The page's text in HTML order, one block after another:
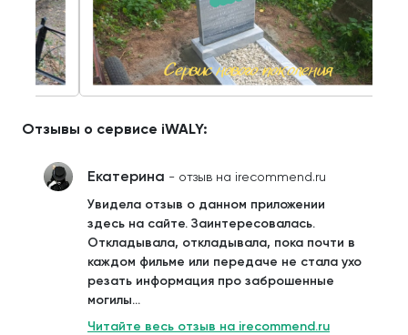
Отзывы о сервисе iWALY:
Екатерина - отзыв на irecommend.ru
Увидела отзыв о данном приложении
здесь на сайте. Заинтересовалась.
Откладывала, откладывала, пока почти в
каждом фильме или передаче не стала ухо
резать информация про заброшенные
могилы...
Читайте весь отзыв на irecommend.ru